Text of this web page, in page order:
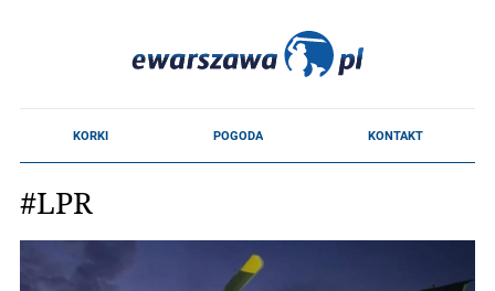
#LPR